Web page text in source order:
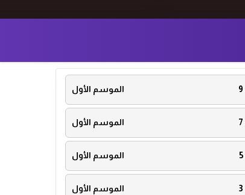
9 الموسم الأول
7 الموسم الأول
5 الموسم الأول
3 الموسم الأول